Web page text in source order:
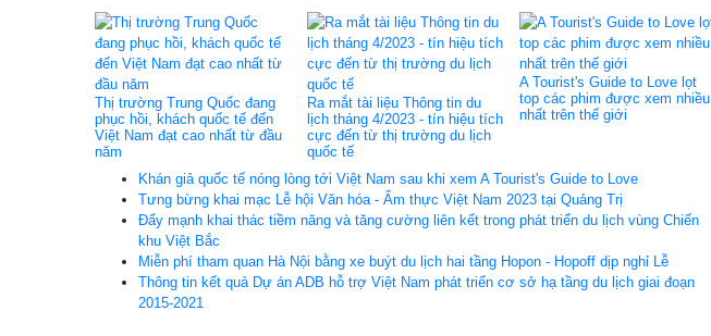
Thị trường Trung Quốc đang
phục hồi, khách quốc tế đến
Việt Nam đạt cao nhất từ đầu
năm
Ra mắt tài liệu Thông tin du
lịch tháng 4/2023 - tín hiệu tích
cực đến từ thị trường du lịch
quốc tế
A Tourist's Guide to Love lọt
top các phim được xem nhiều
nhất trên thế giới
Khán giả quốc tế nóng lòng tới Việt Nam sau khi xem A Tourist's Guide to Love
Tưng bừng khai mạc Lễ hội Văn hóa - Ẩm thực Việt Nam 2023 tại Quảng Trị
Đẩy mạnh khai thác tiềm năng và tăng cường liên kết trong phát triển du lịch vùng Chiến
khu Việt Bắc
Miễn phí tham quan Hà Nội bằng xe buýt du lịch hai tầng Hopon - Hopoff dịp nghỉ Lễ
Thông tin kết quả Dự án ADB hỗ trợ Việt Nam phát triển cơ sở hạ tầng du lịch giai đoạn
2015-2021